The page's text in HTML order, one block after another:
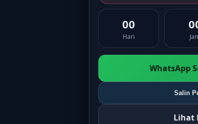
00
Hari
WhatsApp
Salin
Lihat